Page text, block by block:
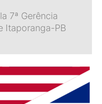
7ª Gerência
Itaporanga-PB